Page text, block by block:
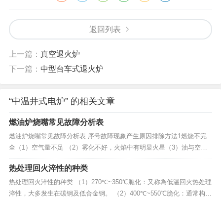
返回列表
上一篇： 真空退火炉
下一篇： 中型台车式退火炉
“中温井式电炉” 的相关文章
燃油炉烧嘴常见故障分析表
燃油炉烧嘴常见故障分析表 序号故障现象产生原因排除方法1燃烧不完
全（1）空气量不足 （2）雾化不好，火焰中有明显火星（3）油与空气
混合不好（1）加大空气量（2）提高空气压力（1）提高油温（2）改进
烧嘴雾化性能（1）适当调节空气量（2）改进油嘴结构2火焰往一边抖动
（1）油出口变形（...
热处理回火淬性的种类
热处理回火淬性的种类 （1）270℃~350℃脆化：又称為低温回火热处理
淬性，大多发生在碳钢及低合金钢。 （2）400℃~550℃脆化：通常构造